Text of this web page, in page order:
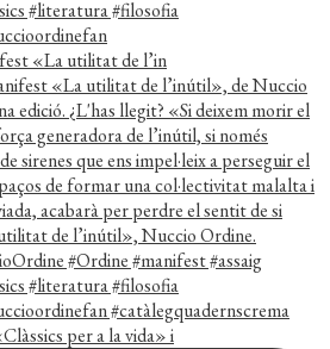
«La utilitat de l’in
per a la vida» i